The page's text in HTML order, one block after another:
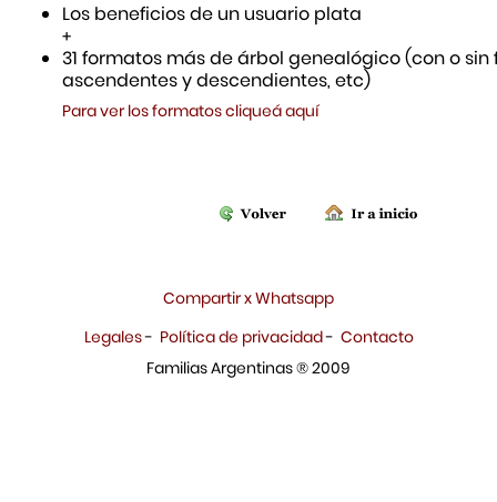
Los beneficios de un usuario plata
+
31 formatos más de árbol genealógico (con o sin
ascendentes y descendientes, etc)
Para ver los formatos cliqueá aquí
Compartir x Whatsapp
Legales- Política de privacidad- Contacto
Familias Argentinas ® 2009